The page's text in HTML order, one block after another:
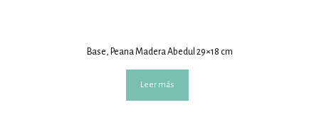
Base, Peana Madera Abedul 29×18 cm
Leer más